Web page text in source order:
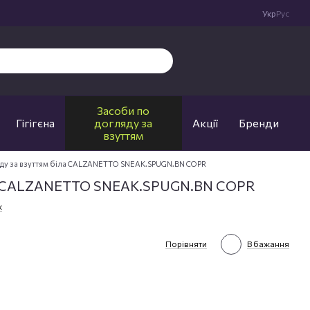
УкрРус
Гігігєна
Засоби по
догляду за
взуттям
Акції Бренди
за взуттям біла CALZANETTO SNEAK.SPUGN.BN COPR
SNEAK.SPUGN.BN COPR
Порівняти В бажання